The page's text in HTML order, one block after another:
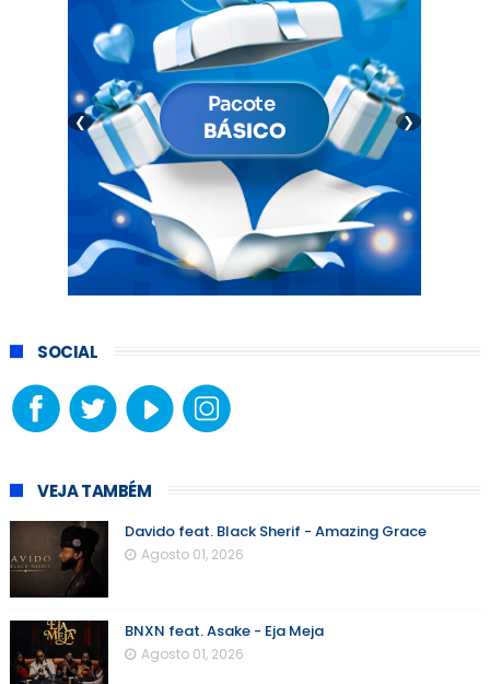
❮ ❯
SOCIAL
VEJA TAMBÉM
Davido feat. Black Sherif - Amazing Grace
Agosto 01, 2026
BNXN feat. Asake - Eja Meja
Agosto 01, 2026